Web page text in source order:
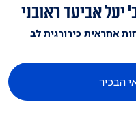
הבכיר
יעל אביעד ראובני
אחראית כירורגית לב